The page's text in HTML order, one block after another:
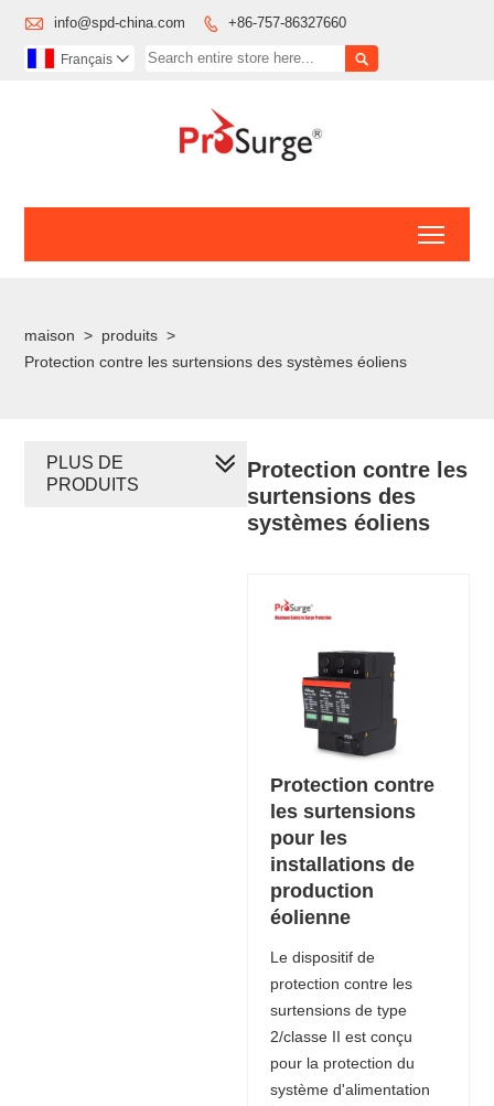
 info@spd-china.com  +86-757-86327660

Français 
maison > produits >
Protection contre les surtensions des systèmes éoliens
Protection contre les
surtensions des
systèmes éoliens
Protection contre
les surtensions
pour les
installations de
production
éolienne
Le dispositif de
protection contre les
surtensions de type
2/classe II est conçu
pour la protection du
système d'alimentation
PLUS DE
PRODUITS